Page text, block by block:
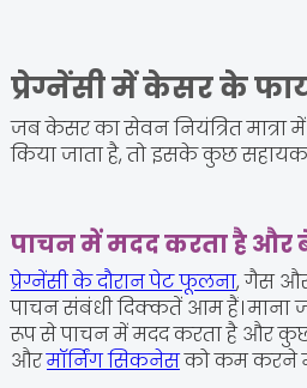
प्रेग्नेंसी में केसर के
जब केसर का सेवन नियंत्रित मात्रा
किया जाता है, तो इसके कुछ
पाचन में मदद करता है और
प्रेग्नेंसी के दौरान पेट फूलना, गैस
पाचन संबंधी दिक्कतें आम हैं। माना
रूप से पाचन में मदद करता है और
औरमॉर्निंग सिकनेसको कम करने में